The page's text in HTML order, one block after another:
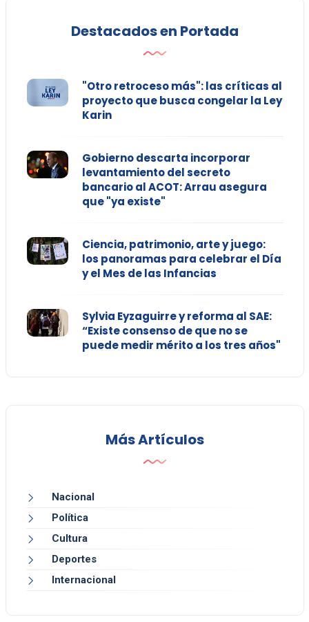
Destacados en Portada
"Otro retroceso más": las críticas al
proyecto que busca congelar la Ley
Karin
Gobierno descarta incorporar
levantamiento del secreto
bancario al ACOT: Arrau asegura
que "ya existe"
Ciencia, patrimonio, arte y juego:
los panoramas para celebrar el Día
y el Mes de las Infancias
Sylvia Eyzaguirre y reforma al SAE:
“Existe consenso de que no se
puede medir mérito a los tres años"
Más Artículos
Nacional
Política
Cultura
Deportes
Internacional